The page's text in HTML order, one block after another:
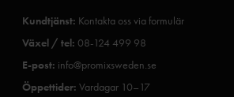
Kundtjänst: Kontakta oss via formulär
Växel / tel: 08-124 499 98
E-post: info@promixsweden.se
Öppettider: Vardagar 10–17